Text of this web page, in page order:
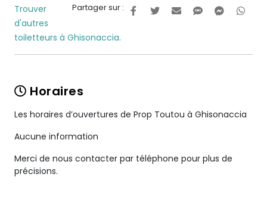
Partager sur :
Trouver
d'autres
toiletteurs à Ghisonaccia.
Horaires
Les horaires d’ouvertures de Prop Toutou à Ghisonaccia
Aucune information
Merci de nous contacter par téléphone pour plus de
précisions.